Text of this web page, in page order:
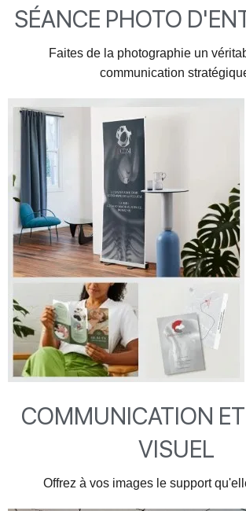
SÉANCE PHOTO
Faites de la photographie un
communication
COMMUNICATION
VISUEL
Offrez à vos images le support